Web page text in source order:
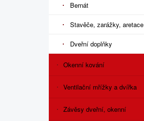
Bernát
Stavěče, zarážky, aretace
Dveřní doplňky
Okenní kování
Ventilační mřížky a dvířka
Závěsy dveřní, okenní